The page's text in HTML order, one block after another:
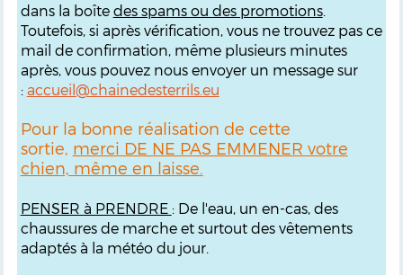
dans la boîte des spams ou des promotions.
Toutefois, si après vérification, vous ne trouvez pas ce
mail de confirmation, même plusieurs minutes
après, vous pouvez nous envoyer un message sur
: accueil@chainedesterrils.eu
Pour la bonne réalisation de cette
sortie, merci DE NE PAS EMMENER votre
chien, même en laisse.
PENSER à PRENDRE : De l'eau, un en-cas, des
chaussures de marche et surtout des vêtements
adaptés à la météo du jour.